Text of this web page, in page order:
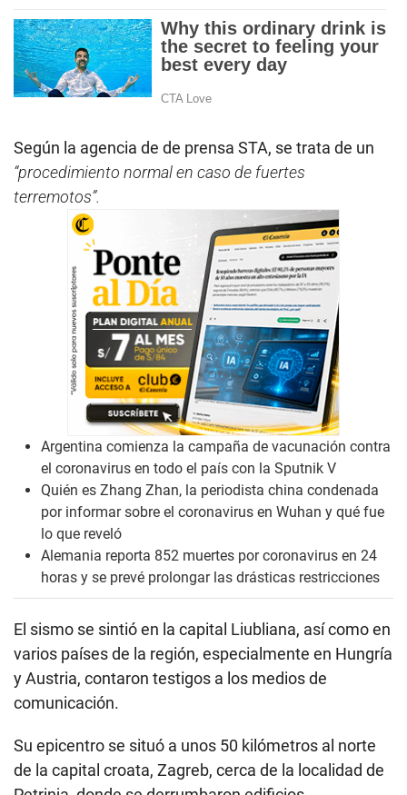
Según la agencia de de prensa STA, se trata de un
“procedimiento normal en caso de fuertes
terremotos”.
Argentina comienza la campaña de vacunación contra
el coronavirus en todo el país con la Sputnik V
Quién es Zhang Zhan, la periodista china condenada
por informar sobre el coronavirus en Wuhan y qué fue
lo que reveló
Alemania reporta 852 muertes por coronavirus en 24
horas y se prevé prolongar las drásticas restricciones
El sismo se sintió en la capital Liubliana, así como en
varios países de la región, especialmente en Hungría
y Austria, contaron testigos a los medios de
comunicación.
Su epicentro se situó a unos 50 kilómetros al norte
de la capital croata, Zagreb, cerca de la localidad de